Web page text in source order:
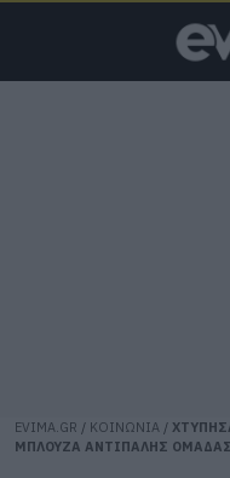
EVIMA.GR / ΚΟΙΝΩΝΙΑ /
ΜΠΛΟΥΖΑ ΑΝΤΙΠΑΛΗΣ